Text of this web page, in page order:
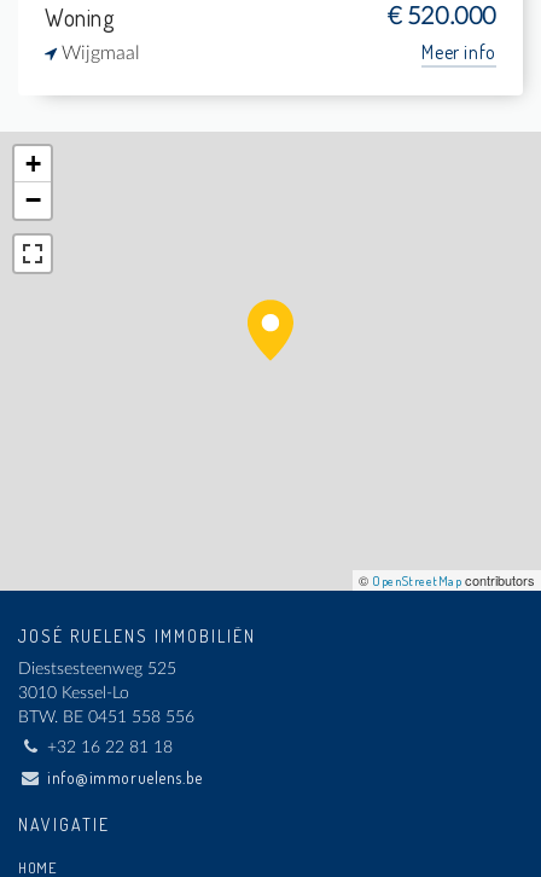
Woning € 520.000
Wijgmaal Meer info
+
−
© OpenStreetMap contributors
JOSÉ RUELENS IMMOBILIËN
Diestsesteenweg 525
3010 Kessel-Lo
BTW. BE 0451 558 556
+32 16 22 81 18
info@immoruelens.be
NAVIGATIE
HOME